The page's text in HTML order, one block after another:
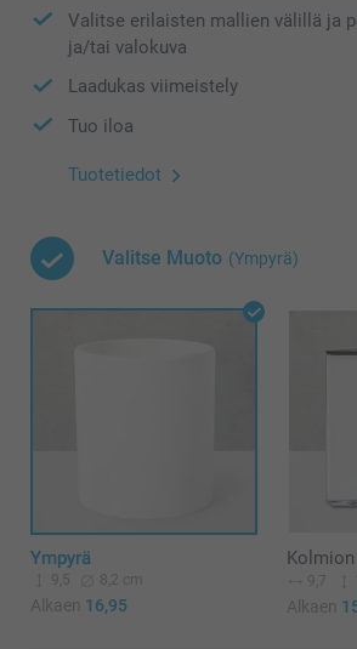
Valitse erilaisten mallien välillä ja
ja/tai valokuva
Laadukas viimeistely
Tuo iloa
Tuotetiedot
Valitse Muoto (Ympyrä)
Ympyrä
9,5 8,2 cm
Alkaen 16,95
9,7
Alkaen